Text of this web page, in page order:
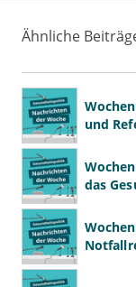
Ähnliche
und
das